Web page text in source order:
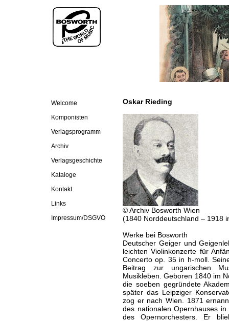
Welcome
Komponisten
Verlagsprogramm
Archiv
Verlagsgeschichte
Kataloge
Kontakt
Links
Impressum/DSGVO
Oskar Rieding
© Archiv Bosworth Wien
(1840 Norddeutschland – 1918
Werke bei Bosworth
Deutscher Geiger und
leichten Violinkonzerte für
Concerto op. 35 in h-moll.
Beitrag zur ungarischen
Musikleben. Geboren 1840 im
die soeben gegründete
später das Leipziger
zog er nach Wien. 1871
des nationalen Opernhauses
des Opernorchesters. Er